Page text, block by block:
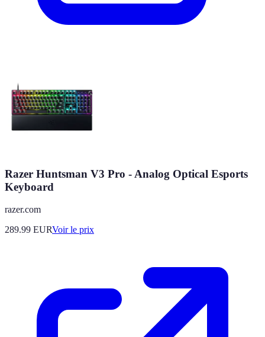
Razer Huntsman V3 Pro - Analog Optical Esports
Keyboard
razer.com
289.99 EURVoir le prix